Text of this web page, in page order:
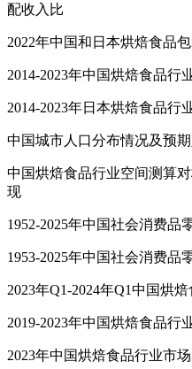
配收入比
2022年中国和日本烘焙食品
2014-2023年中国烘焙食品行
2014-2023年日本烘焙食品行
中国城市人口分布情况及预
中国烘焙食品行业空间测算
现
1952-2025年中国社会消费品
1953-2025年中国社会消费品
2023年Q1-2024年Q1中国烘
2019-2023年中国烘焙食品行
2023年中国烘焙食品行业市